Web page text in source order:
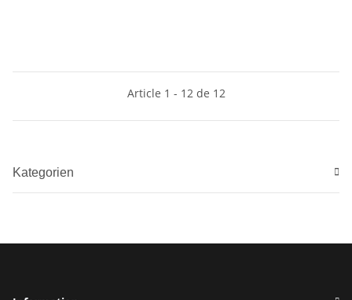
Article 1 - 12 de 12
Kategorien